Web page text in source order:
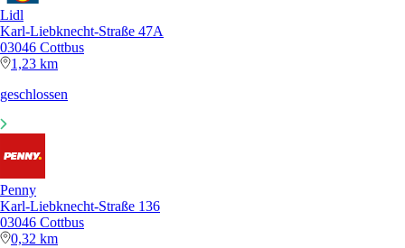
Lidl
Karl-Liebknecht-Straße 47A
03046 Cottbus
1,23 km
geschlossen
Penny
Karl-Liebknecht-Straße 136
03046 Cottbus
0,32 km